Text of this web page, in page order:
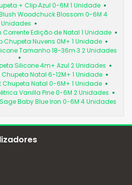
+ Clip Azul 0-6M 1 Unidade
Woodchuck Blossom 0-6M 4
Unidades
Edição de Natal 1 Unidade
Chupeta Nuvens 0M+ 1 Unidade
Tamanho 18-36m 3 2 Unidades
Silicone 4m+ Azul 2 Unidades
Natal 6-12M+ 1 Unidade
Natal 0-6M+ 1 Unidade
Vanilla Pine 0-6M 2 Unidades
Baby Blue Iron 0-6M 4 Unidades